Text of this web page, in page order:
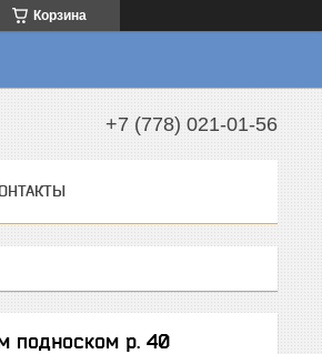
Корзина
+7 (778) 021-01-56
подноском р. 40